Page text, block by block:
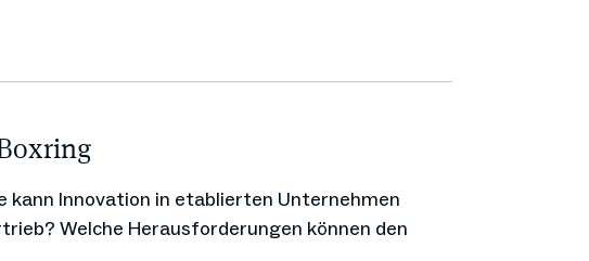
kann Innovation in etablierten Unternehmen
Welche Herausforderungen können den